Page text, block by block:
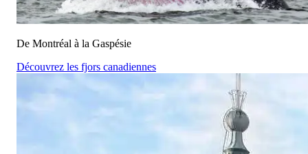
De Montréal à la Gaspésie
Découvrez les fjors canadiennes